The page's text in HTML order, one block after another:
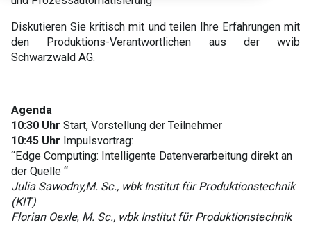
Diskutieren Sie kritisch mit und teilen Ihre Erfahrungen mit
den Produktions-Verantwortlichen aus der wvib
Schwarzwald AG.
Agenda
10:30 Uhr Start, Vorstellung der Teilnehmer
10:45 Uhr Impulsvortrag:
“Edge Computing: Intelligente Datenverarbeitung direkt an
der Quelle “
Julia Sawodny,M. Sc., wbk Institut für Produktionstechnik
(KIT)
Florian Oexle, M. Sc., wbk Institut für Produktionstechnik